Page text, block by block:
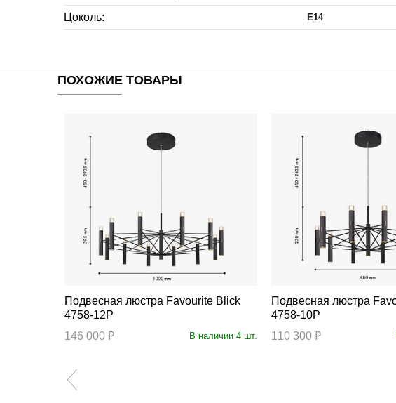
Цоколь: E14
ПОХОЖИЕ ТОВАРЫ
Подвесная люстра Favourite Blick
4758-12P
146 000 ₽
В наличии 4 шт.
Подвесная люстра Favourite Blick
4758-10P
110 300 ₽